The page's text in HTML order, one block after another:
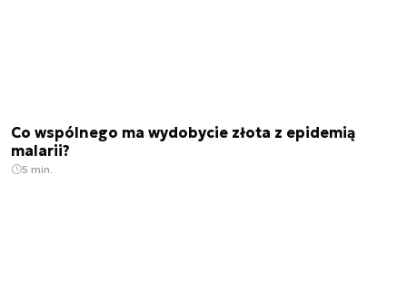
Co wspólnego ma wydobycie złota z epidemią
malarii?
5 min.